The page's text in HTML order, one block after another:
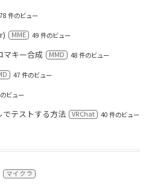
78 件のビュー
MME 49 件のビュー
マキー合成 MMD 48 件のビュー
47 件のビュー
ビュー
でテストする方法 VRChat 40 件のビュー
マイクラ